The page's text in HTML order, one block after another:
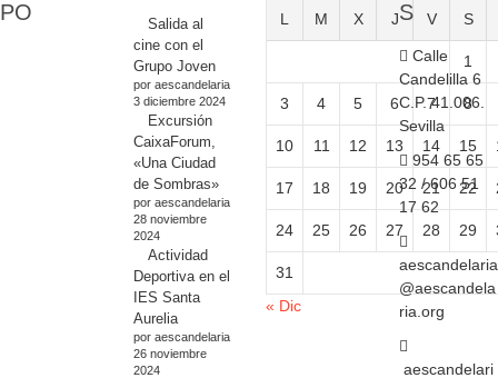
PO
Salida al
cine con el
Grupo Joven
por aescandelaria
3 diciembre 2024
Excursión
CaixaForum,
«Una Ciudad
de Sombras»
por aescandelaria
28 noviembre
2024
Actividad
Deportiva en el
IES Santa
Aurelia
por aescandelaria
26 noviembre
2024
L M X J V S
1
3 4 5 6 7 8
10 11 12 13 14 15
17 18 19 20 21 22
24 25 26 27 28 29
31
« Dic
S
Calle
Candelilla 6
C.P. 41.006.
Sevilla
954 65 65
32 / 606 51
17 62
aescandelaria
@aescandela
ria.org
aescandelari